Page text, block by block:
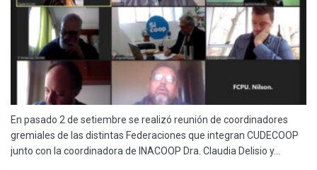
En pasado 2 de setiembre se realizó reunión de coordinadores
gremiales de las distintas Federaciones que integran CUDECOOP
junto con la coordinadora de INACOOP Dra. Claudia Delisio y...